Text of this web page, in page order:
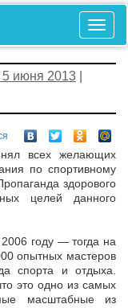
июня 2013
всех желающих
по спортивному
здорового
целей данного
году — тогда на
опытных мастеров
спорта и отдыха.
это одно из самых
масштабные из